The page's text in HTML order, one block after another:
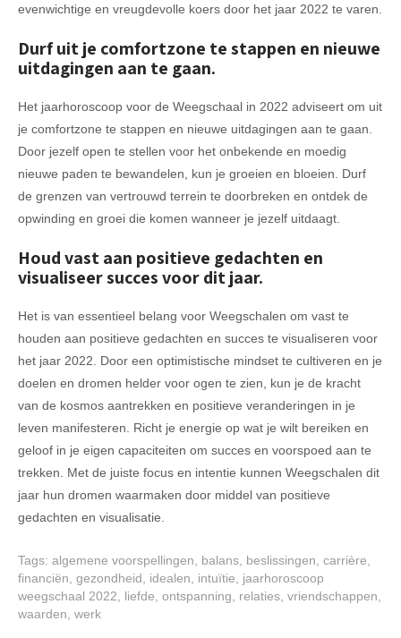
evenwichtige en vreugdevolle koers door het jaar 2022 te varen.
Durf uit je comfortzone te stappen en nieuwe
uitdagingen aan te gaan.
Het jaarhoroscoop voor de Weegschaal in 2022 adviseert om uit
je comfortzone te stappen en nieuwe uitdagingen aan te gaan.
Door jezelf open te stellen voor het onbekende en moedig
nieuwe paden te bewandelen, kun je groeien en bloeien. Durf
de grenzen van vertrouwd terrein te doorbreken en ontdek de
opwinding en groei die komen wanneer je jezelf uitdaagt.
Houd vast aan positieve gedachten en
visualiseer succes voor dit jaar.
Het is van essentieel belang voor Weegschalen om vast te
houden aan positieve gedachten en succes te visualiseren voor
het jaar 2022. Door een optimistische mindset te cultiveren en je
doelen en dromen helder voor ogen te zien, kun je de kracht
van de kosmos aantrekken en positieve veranderingen in je
leven manifesteren. Richt je energie op wat je wilt bereiken en
geloof in je eigen capaciteiten om succes en voorspoed aan te
trekken. Met de juiste focus en intentie kunnen Weegschalen dit
jaar hun dromen waarmaken door middel van positieve
gedachten en visualisatie.
Tags: algemene voorspellingen balans beslissingen carrière
financiën gezondheid idealen intuïtie
jaarhoroscoop
weegschaal 2022
liefde ontspanning relaties vriendschappen
waarden werk